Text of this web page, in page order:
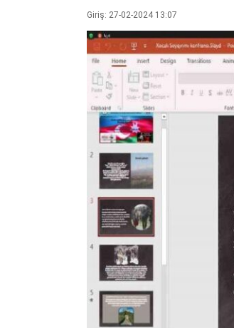
Giriş: 27-02-2024 13:07